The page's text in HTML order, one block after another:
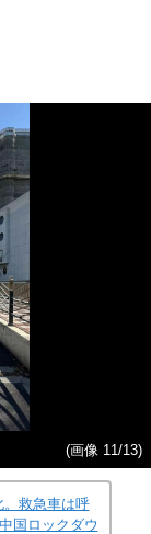
(画像 11/13)
。救急車は呼
国ロックダウ